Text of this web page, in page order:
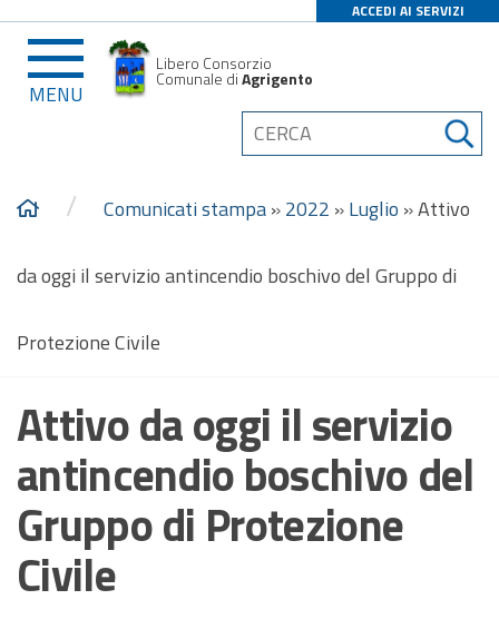
ACCEDI AI SERVIZI
MENU
Libero Consorzio
Comunale diAgrigento
/ Comunicati stampa»2022 »Luglio »Attivo
da oggi il servizio antincendio boschivo del Gruppo di
Protezione Civile
Attivo da oggi il servizio
antincendio boschivo del
Gruppo di Protezione
Civile